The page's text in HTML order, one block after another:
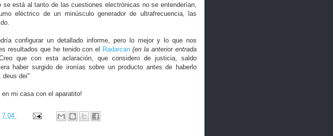
está al tanto de las cuestiones electrónicas no se entenderían,
eléctrico de un minúsculo generador de ultrafrecuencia, las
configurar un detallado informe, pero lo mejor y lo que nos
resultados que he tenido con el
Radarcan (en la anterior entrada
que con esta aclaración, que considero de justicia, saldo
haber surgido de ironías sobre un producto antes de haberlo
deus dei"
en mi casa con el aparatito!
7:04